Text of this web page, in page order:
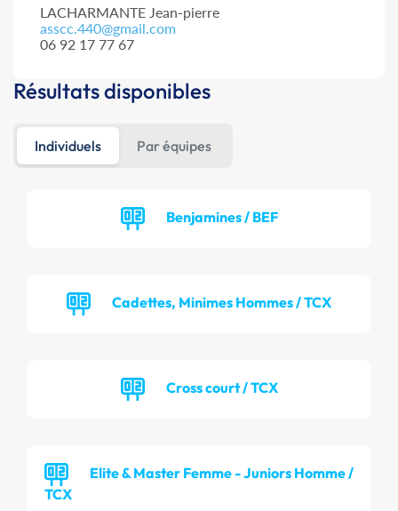
LACHARMANTE Jean-pierre
asscc.440@gmail.com
06 92 17 77 67
Résultats disponibles
Individuels Par équipes
Benjamines / BEF
Cadettes, Minimes Hommes / TCX
Cross court / TCX
Elite & Master Femme - Juniors Homme /
TCX